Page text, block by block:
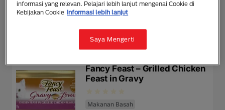
Makanan Basah
Fancy Feast – Grilled Chicken
Feast in Gravy
Makanan Basah
informasi yang relevan. Pelajari lebih lanjut mengenai Cookie di
Kebijakan Cookie
Informasi lebih lanjut
Saya Mengerti